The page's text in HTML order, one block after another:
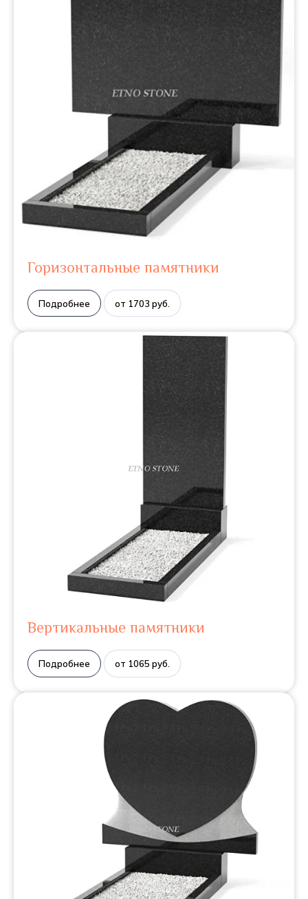
Горизонтальные памятники
Подробнее от 1703 руб.
Вертикальные памятники
Подробнее от 1065 руб.